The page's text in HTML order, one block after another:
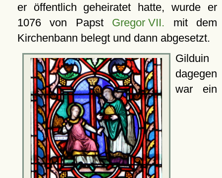
er öffentlich geheiratet hatte, wurde er
1076 von Papst Gregor VII. mit dem
Kirchenbann belegt und dann abgesetzt.
Gilduin
dagegen
war ein